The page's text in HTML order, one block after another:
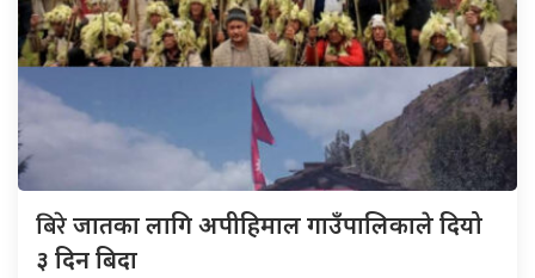
बिरेजातका लागि अपीहिमाल गाउँपालिकाले दियो
३ दिन बिदा